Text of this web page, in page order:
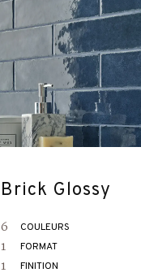
Brick Glossy
6 COULEURS
1 FORMAT
1 FINITION